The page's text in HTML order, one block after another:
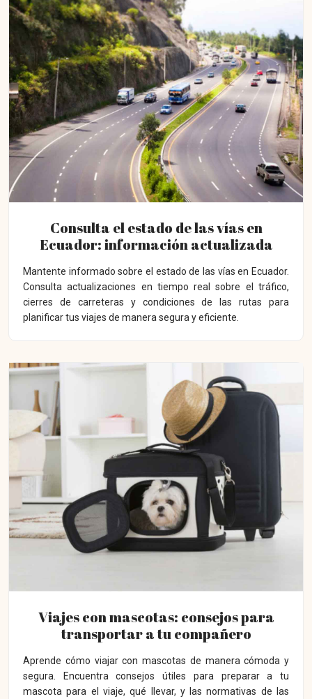
Consulta el estado de las vías en
Ecuador: información actualizada
Mantente informado sobre el estado de las vías en Ecuador.
Consulta actualizaciones en tiempo real sobre el tráfico,
cierres de carreteras y condiciones de las rutas para
planificar tus viajes de manera segura y eficiente.
Viajes con mascotas: consejos para
transportar a tu compañero
Aprende cómo viajar con mascotas de manera cómoda y
segura. Encuentra consejos útiles para preparar a tu
mascota para el viaje, qué llevar, y las normativas de las